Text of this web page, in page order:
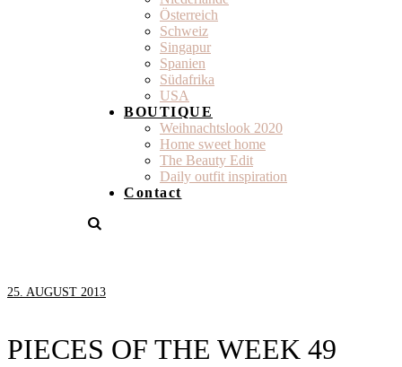
Österreich
Schweiz
Singapur
Spanien
Südafrika
USA
BOUTIQUE
Weihnachtslook 2020
Home sweet home
The Beauty Edit
Daily outfit inspiration
Contact
25. AUGUST 2013
PIECES OF THE WEEK 49